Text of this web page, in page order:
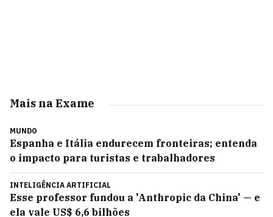
Mais na Exame
MUNDO
Espanha e Itália endurecem fronteiras; entenda
o impacto para turistas e trabalhadores
INTELIGÊNCIA ARTIFICIAL
Esse professor fundou a 'Anthropic da China' — e
ela vale US$ 6,6 bilhões